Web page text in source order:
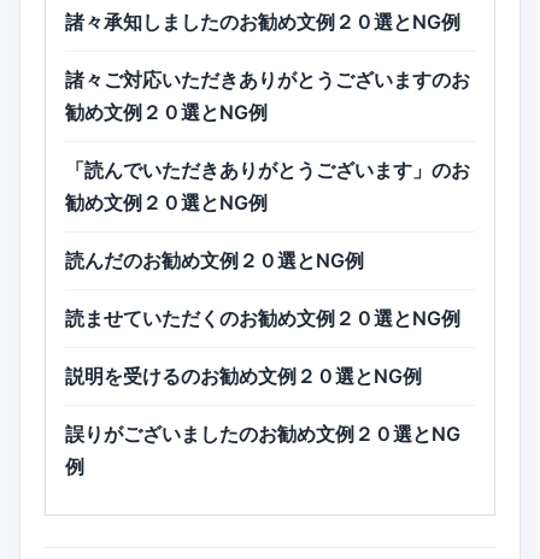
諸々承知しましたのお勧め文例２０選とNG例
諸々ご対応いただきありがとうございますのお
勧め文例２０選とNG例
「読んでいただきありがとうございます」のお
勧め文例２０選とNG例
読んだのお勧め文例２０選とNG例
読ませていただくのお勧め文例２０選とNG例
説明を受けるのお勧め文例２０選とNG例
誤りがございましたのお勧め文例２０選とNG
例